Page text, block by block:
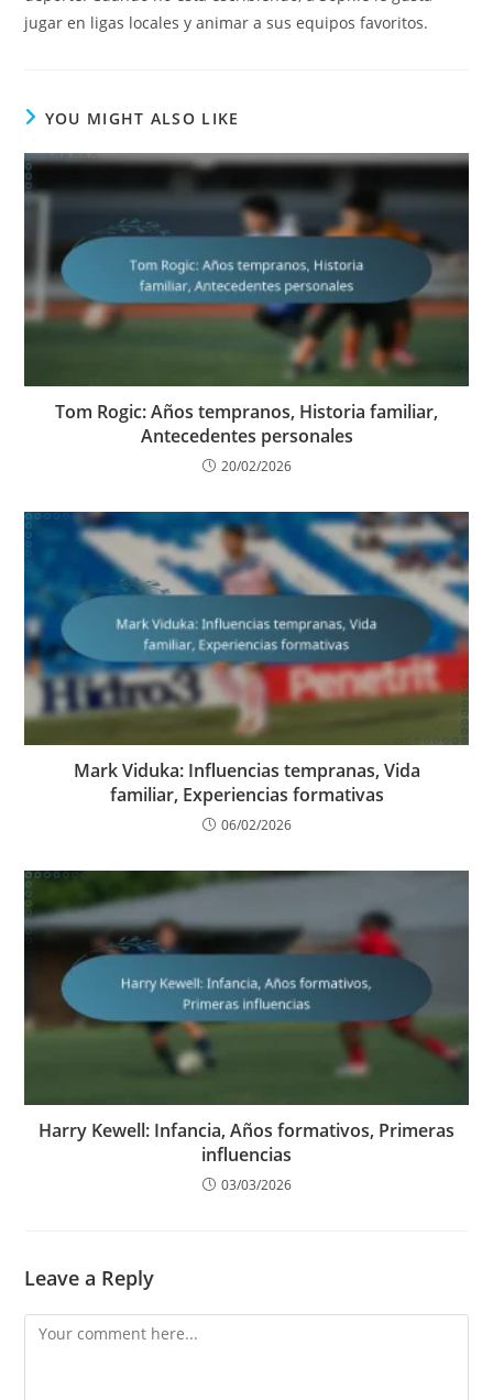
jugar en ligas locales y animar a sus equipos favoritos.
YOU MIGHT ALSO LIKE
Tom Rogic: Años tempranos, Historia familiar,
Antecedentes personales
20/02/2026
Mark Viduka: Influencias tempranas, Vida
familiar, Experiencias formativas
06/02/2026
Harry Kewell: Infancia, Años formativos, Primeras
influencias
03/03/2026
Leave a Reply
Comment